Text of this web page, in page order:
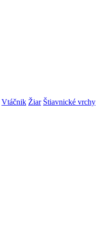
Vtáčnik Žiar Štiavnické vrchy